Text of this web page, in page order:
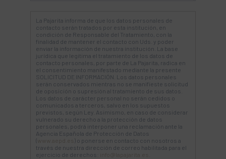
La Pajarita informa de que los datos personales de
contacto serán tratados por esta institución, en
condición de Responsable del Tratamiento, con la
finalidad de mantener el contacto con Uds. y poder
enviar la información de nuestra institución. La base
jurídica que legitima el tratamiento de los datos de
contacto personales, por parte de La Pajarita, radica en
el consentimiento manifestado mediante la presente
SOLICITUD DE INFORMACIÓN. Los datos personales
serán conservados mientras no se manifieste solicitud
de oposición o supresión al tratamiento de sus datos.
Los datos de carácter personal no serán cedidos o
comunicados a terceros, salvo en los supuestos
previstos, según Ley. Asimismo, en caso de considerar
vulnerado su derecho a la protección de datos
personales, podrá interponer una reclamación ante la
Agencia Española de Protección de Datos
(
) o ponerse en contacto con nosotros a
través de nuestra dirección de correo habilitada para el
ejercicio de derechos: